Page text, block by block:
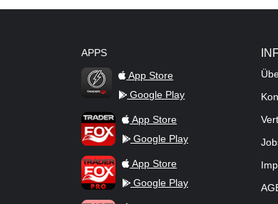
APPS
TraderFox Flash
App Store
Google Play
TraderFox AppApp Store
Google Play
TraderFox ProApp Store
Google Play